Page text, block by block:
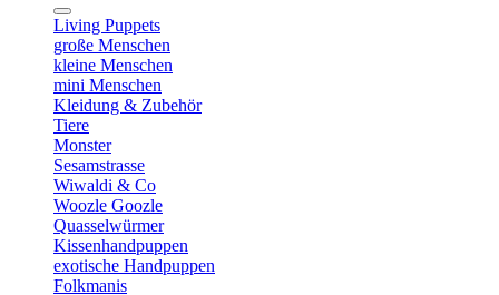
Living Puppets
große Menschen
kleine Menschen
mini Menschen
Kleidung & Zubehör
Tiere
Monster
Sesamstrasse
Wiwaldi & Co
Woozle Goozle
Quasselwürmer
Kissenhandpuppen
exotische Handpuppen
Folkmanis